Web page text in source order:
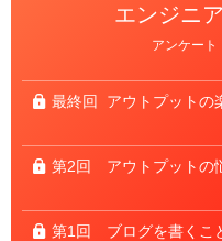
エンジニ
リ
ー
アンケート
最終回 アウトプットの
第2回 アウトプットの
第1回 ブログを書くこ